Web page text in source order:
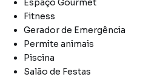
Espaço Gourmet
Fitness
Gerador de Emergência
Permite animais
Piscina
Salão de Festas